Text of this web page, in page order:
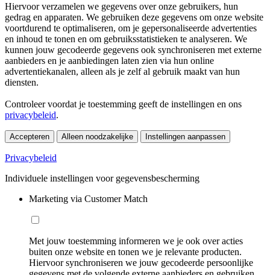
Hiervoor verzamelen we gegevens over onze gebruikers, hun
gedrag en apparaten. We gebruiken deze gegevens om onze website
voortdurend te optimaliseren, om je gepersonaliseerde advertenties
en inhoud te tonen en om gebruiksstatistieken te analyseren. We
kunnen jouw gecodeerde gegevens ook synchroniseren met externe
aanbieders en je aanbiedingen laten zien via hun online
advertentiekanalen, alleen als je zelf al gebruik maakt van hun
diensten.
Controleer voordat je toestemming geeft de instellingen en ons
privacybeleid.
Accepteren Alleen noodzakelijke Instellingen aanpassen
Privacybeleid
Individuele instellingen voor gegevensbescherming
Marketing via Customer Match
Met jouw toestemming informeren we je ook over acties
buiten onze website en tonen we je relevante producten.
Hiervoor synchroniseren we jouw gecodeerde persoonlijke